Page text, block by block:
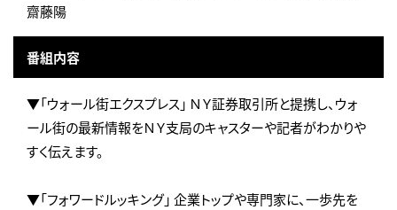
齋藤陽
番組内容
▼「ウォール街エクスプレス」 ＮＹ証券取引所と提携し、ウォ
ール街の最新情報をＮＹ支局のキャスターや記者がわかりや
すく伝えます。
▼「フォワードルッキング」 企業トップや専門家に、一歩先を